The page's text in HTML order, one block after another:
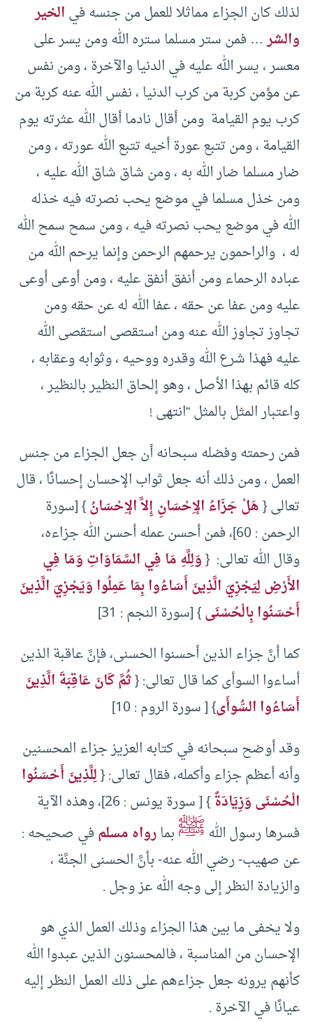
لذلك كان الجزاء مماثلا للعمل من جنسه فيالخير
والشر… فمن ستر مسلما ستره الله ومن يسر على
معسر ، يسر الله عليه في الدنيا والآخرة ، ومن نفس
عن مؤمن كربة من كرب الدنيا ، نفس الله عنه كربة من
كرب يوم القيامة ومن أقال نادما أقال الله عثرته يوم
القيامة ، ومن تتبع عورة أخيه تتبع الله عورته ، ومن
ضار مسلما ضار الله به ، ومن شاق شاق الله عليه ،
ومن خذل مسلما في موضع يحب نصرته فيه خذله
الله في موضع يحب نصرته فيه ، ومن سمح سمح الله
له ، والراحمون يرحمهم الرحمن وإنما يرحم الله من
عباده الرحماء ومن أنفق أنفق عليه ، ومن أوعى أوعى
عليه ومن عفا عن حقه ، عفا الله له عن حقه ومن
تجاوز تجاوز الله عنه ومن استقصى استقصى الله
عليه فهذا شرع الله وقدره ووحيه ، وثوابه وعقابه ،
كله قائم بهذا الأصل ، وهو إلحاق النظير بالنظير ،
واعتبار المثل بالمثل “انتهى !
فمن رحمته وفضله سبحانه أن جعل الجزاء من جنس
العمل ، ومن ذلك أنه جعل ثواب الإحسان إحسانًا ، قال
تعالى {هَلْ جَزَاءُ الإِحْسَانِ إِلاَّ الإِحْسَانُ} [سورة
الرحمن : 60]، فمن أحسن عمله أحسن الله جزاءه،
وقال الله تعالى: {وَلِلَّهِ مَا فِي السَّمَاوَاتِ وَمَا فِي
الأَرْضِ لِيَجْزِيَ الَّذِينَ أَسَاءُوا بِمَا عَمِلُوا وَيَجْزِيَ الَّذِينَ
أَحْسَنُوا بِالْحُسْنَى} [سورة النجم : 31]
كما أنَّ جزاء الذين أحسنوا الحسنى، فإنَّ عاقبة الذين
أساءوا السوأى كما قال تعالى: {ثُمَّ كَانَ عَاقِبَةَ الَّذِينَ
أَسَاءُوا السُّوأَى} [ سورة الروم : 10]
وقد أوضح سبحانه في كتابه العزيز جزاء المحسنين
وأنه أعظم جزاء وأكمله، فقال تعالى: {لِلَّذِينَ أَحْسَنُوا
الْحُسْنَى وَزِيَادَةٌ
} [ سورة يونس : 26]، وهذه الآية
فسرها رسول اللهﷺبمارواه مسلمفي صحيحه :
عن صهيب- رضي الله عنه- بأنَّ الحسنى الجنَّة ،
والزيادة النظر إلى وجه الله عز وجل .
ولا يخفى ما بين هذا الجزاء وذلك العمل الذي هو
الإحسان من المناسبة ، فالمحسنون الذين عبدوا الله
كأنهم يرونه جعل جزاءهم على ذلك العمل النظر إليه
عيانًا في الآخرة .